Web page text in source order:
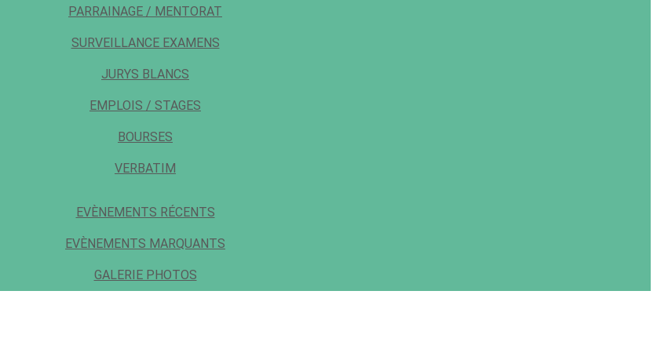
PARRAINAGE / MENTORAT
SURVEILLANCE EXAMENS
JURYS BLANCS
EMPLOIS / STAGES
BOURSES
VERBATIM
EVÈNEMENTS RÉCENTS
EVÈNEMENTS MARQUANTS
GALERIE PHOTOS